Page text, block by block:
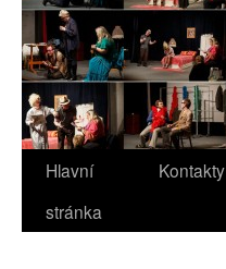
Hlavní
stránka
Kontakty